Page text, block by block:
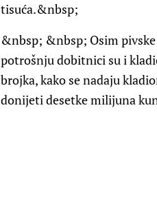
tisuća.&nbsp;
&nbsp; &nbsp; Osim
potrošnju dobitnici su i
brojka, kako se nadaju
donijeti desetke milijuna